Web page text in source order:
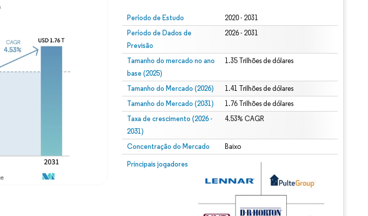
Período de Estudo 2020 - 2031
Período de Dados de
Previsão
2026 - 2031
Tamanho do mercado no ano
base (2025)
1.35 Trilhões de dólares
Tamanho do Mercado (2026) 1.41 Trilhões de dólares
Tamanho do Mercado (2031) 1.76 Trilhões de dólares
Taxa de crescimento (2026 -
2031)
4.53% CAGR
Concentração do Mercado Baixo
Principais jogadores
Imagem © Mordor Intelligence. O reuso requer atribuição conforme CC BY 4.0.
Imagem © Mordor Intelligence. O reuso requer atribuição conforme CC BY 4.0.